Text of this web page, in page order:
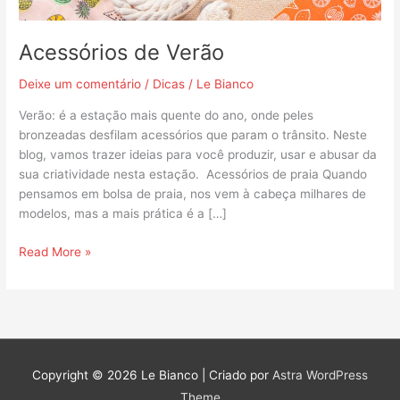
Acessórios de Verão
Deixe um comentário / Dicas / Le Bianco
Verão: é a estação mais quente do ano, onde peles
bronzeadas desfilam acessórios que param o trânsito. Neste
blog, vamos trazer ideias para você produzir, usar e abusar da
sua criatividade nesta estação. Acessórios de praia Quando
pensamos em bolsa de praia, nos vem à cabeça milhares de
modelos, mas a mais prática é a […]
Read More »
Copyright © 2026 Le Bianco | Criado por Astra WordPress
Theme